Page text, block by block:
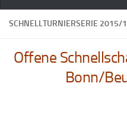
Home
Vereinsmeisterschaft
Vereinspokalturnier
SCHNELLTURNIERSERIE 2015/
Offene
Bonn/